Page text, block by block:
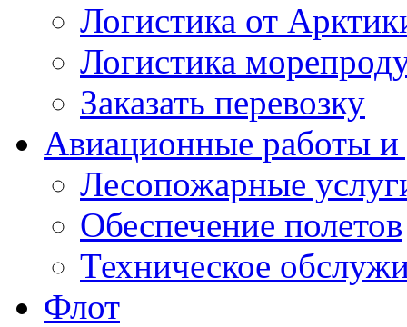
Логистика от
Логистика
Заказать перевозку
Авиационные работы и
Лесопожарные
Обеспечение полетов
Техническое
Флот